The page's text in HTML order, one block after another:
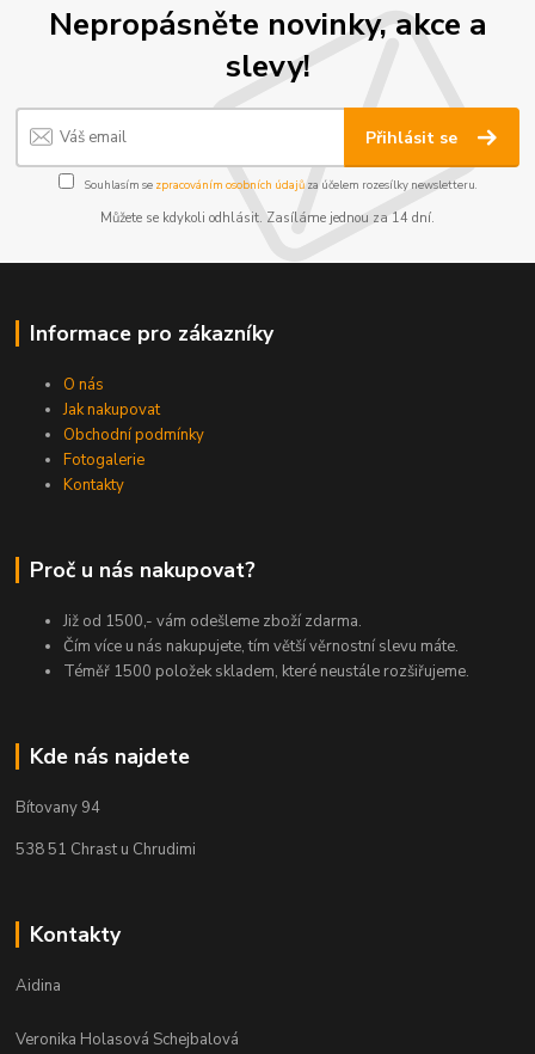
Nepropásněte novinky, akce a
slevy!
Přihlásit se
Souhlasím se zpracováním osobních údajůza účelem rozesílky newsletteru.
Můžete se kdykoli odhlásit. Zasíláme jednou za 14 dní.
Informace pro zákazníky
O nás
Jak nakupovat
Obchodní podmínky
Fotogalerie
Kontakty
Proč u nás nakupovat?
Již od 1500,- vám odešleme zboží zdarma.
Čím více u nás nakupujete, tím větší věrnostní slevu máte.
Téměř 1500 položek skladem, které neustále rozšiřujeme.
Kde nás najdete
Bítovany 94
538 51 Chrast u Chrudimi
Kontakty
Aidina
Veronika Holasová Schejbalová